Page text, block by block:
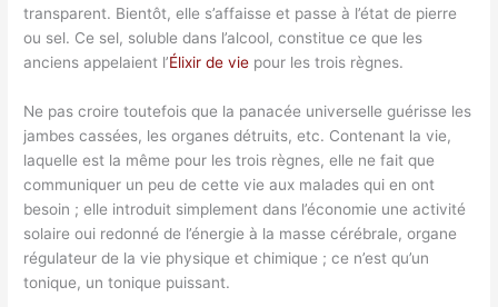
transparent. Bientôt, elle s’affaisse et passe à l’état de pierre
ou sel. Ce sel, soluble dans l’alcool, constitue ce que les
anciens appelaient l’Élixir de vie pour les trois règnes.
Ne pas croire toutefois que la panacée universelle guérisse les
jambes cassées, les organes détruits, etc. Contenant la vie,
laquelle est la même pour les trois règnes, elle ne fait que
communiquer un peu de cette vie aux malades qui en ont
besoin ; elle introduit simplement dans l’économie une activité
solaire oui redonné de l’énergie à la masse cérébrale, organe
régulateur de la vie physique et chimique ; ce n’est qu’un
tonique, un tonique puissant.